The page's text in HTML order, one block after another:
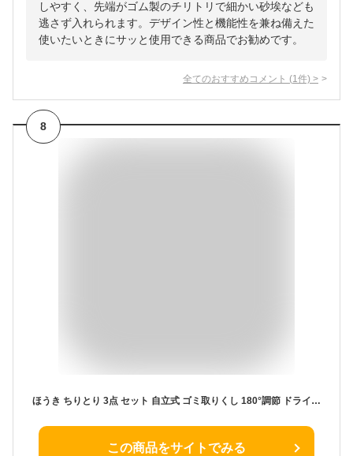
しやすく、先端がゴム製のチリトリで細かい砂埃なども
逃さず入れられます。デザイン性と機能性を兼ね備えた
使いたいときにサッと使用できる商品でお勧めです。
全てのおすすめコメント (1 件) >
8
ほうき ちりとり 3点 セット 自立式 ゴミ取りくし 180°調節 ドライワイパー 乾湿掃除 2色選択 箒 水切りほ うき 水拭き 毛取り 立て収納 おしゃれ 室内 玄関 台所 ベランダ 屋外 庭 落ち葉 【あす楽】
この商品をサイトでみる